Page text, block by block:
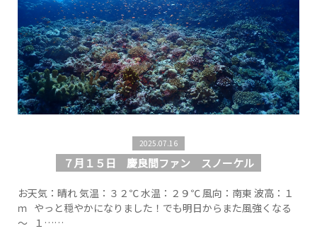
2025.07.16
７月１５日 慶良間ファン スノーケル
お天気：晴れ 気温：３２℃ 水温：２９℃ 風向：南東 波高：１
ｍ やっと穏やかになりました！でも明日からまた風強くなる
～ １……